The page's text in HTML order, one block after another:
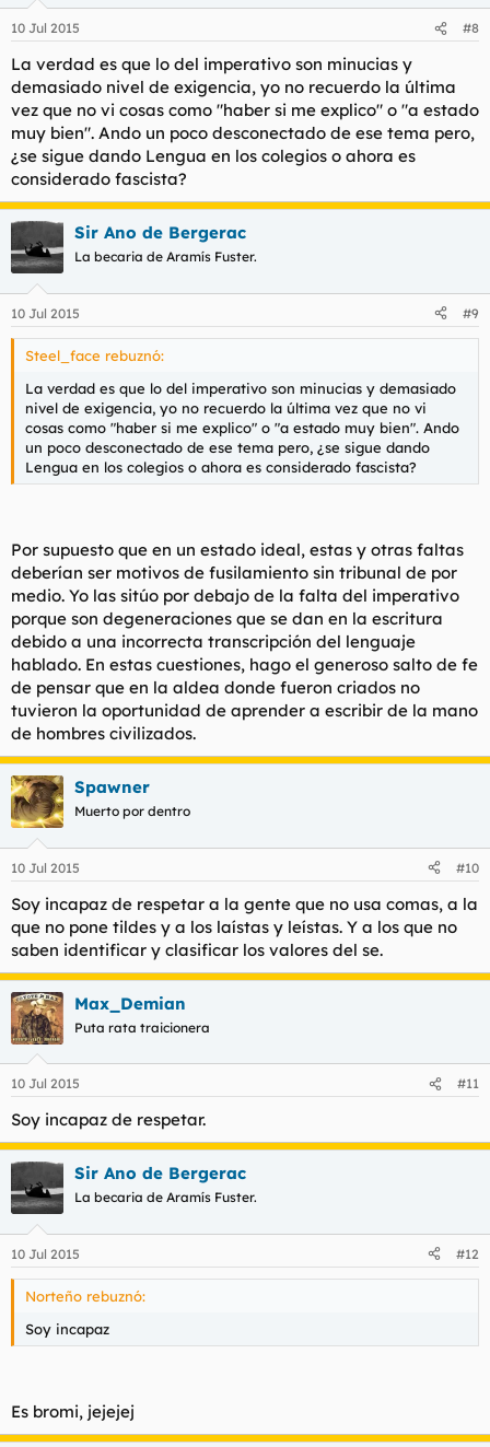
10 Jul 2015 #8
La verdad es que lo del imperativo son minucias y
demasiado nivel de exigencia, yo no recuerdo la última
vez que no vi cosas como "haber si me explico" o "a estado
muy bien". Ando un poco desconectado de ese tema pero,
¿se sigue dando Lengua en los colegios o ahora es
considerado fascista?
Sir Ano de Bergerac
La becaria de Aramís Fuster.
10 Jul 2015 #9
Steel_face rebuznó:
La verdad es que lo del imperativo son minucias y demasiado
nivel de exigencia, yo no recuerdo la última vez que no vi
cosas como "haber si me explico" o "a estado muy bien". Ando
un poco desconectado de ese tema pero, ¿se sigue dando
Lengua en los colegios o ahora es considerado fascista?
Por supuesto que en un estado ideal, estas y otras faltas
deberían ser motivos de fusilamiento sin tribunal de por
medio. Yo las sitúo por debajo de la falta del imperativo
porque son degeneraciones que se dan en la escritura
debido a una incorrecta transcripción del lenguaje
hablado. En estas cuestiones, hago el generoso salto de fe
de pensar que en la aldea donde fueron criados no
tuvieron la oportunidad de aprender a escribir de la mano
de hombres civilizados.
Spawner
Muerto por dentro
10 Jul 2015 #10
Soy incapaz de respetar a la gente que no usa comas, a la
que no pone tildes y a los laístas y leístas. Y a los que no
saben identificar y clasificar los valores del se.
Max_Demian
Puta rata traicionera
10 Jul 2015 #11
Soy incapaz de respetar.
Sir Ano de Bergerac
La becaria de Aramís Fuster.
10 Jul 2015 #12
Norteño rebuznó:
Soy incapaz
Es bromi, jejejej